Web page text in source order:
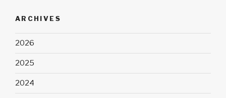
ARCHIVES
2026
2025
2024